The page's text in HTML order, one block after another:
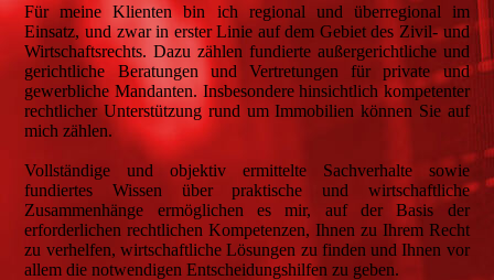
Für meine Klienten bin ich regional und überregional im
Einsatz, und zwar in erster Linie auf dem Gebiet des Zivil- und
Wirtschaftsrechts. Dazu zählen fundierte außergerichtliche und
gerichtliche Beratungen und Vertretungen für private und
gewerbliche Mandanten. Insbesondere hinsichtlich kompetenter
rechtlicher Unterstützung rund um Immobilien können Sie auf
mich zählen.
Vollständige und objektiv ermittelte Sachverhalte sowie
fundiertes Wissen über praktische und wirtschaftliche
Zusammenhänge ermöglichen es mir, auf der Basis der
erforderlichen rechtlichen Kompetenzen, Ihnen zu Ihrem Recht
zu verhelfen, wirtschaftliche Lösungen zu finden und Ihnen vor
allem die notwendigen Entscheidungshilfen zu geben.